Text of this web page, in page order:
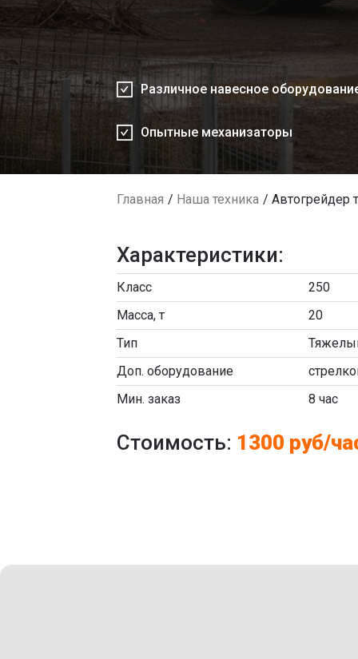
Различное навесное
Опытные механизаторы
Главная Наша техника Автогрейдер
Характеристики:
Класс
250
Масса, т
20
Тип
Доп. оборудование
Мин. заказ
8 час
Стоимость: 1300 руб/